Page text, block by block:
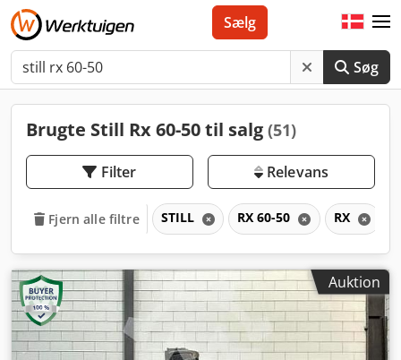
Søg
Sælg
Brugte Still Rx 60-50 til salg (51)
Filter Relevans
Fjern alle filtre STILL RX 60-50 RX
Auktion